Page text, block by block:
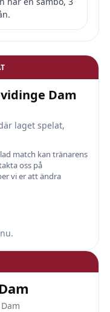
Dam
laget spelat,
match kan tränarens
oss på
vi er att ändra